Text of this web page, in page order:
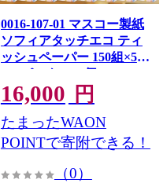
0016-107-01 マスコー製紙
ソフィアタッチエコ ティ
ッシュペーパー 150組×5個
×20パック (100個)
16,000 円
たまったWAON
POINTで寄附できる！
（0）